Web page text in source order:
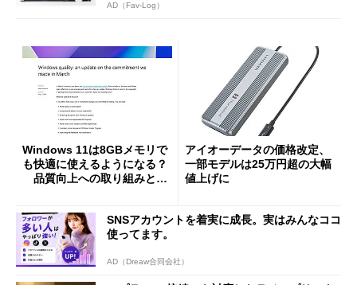
AD（Fav-Log）
Windows 11は8GBメモリで
も快適に使えるようになる？
品質向上への取り組みと
アイオーデータの価格改定、
一部モデルは25万円超の大幅
値上げに
SNSアカウントを着実に成長。実はみんなココ
使ってます。
AD（Dreaw合同会社）